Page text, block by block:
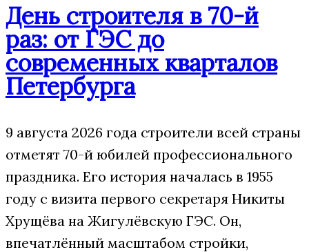
День строителя в 70-й
раз: от ГЭС до
современных кварталов
Петербурга
9 августа 2026 года строители всей страны
отметят 70-й юбилей профессионального
праздника. Его история началась в 1955
году с визита первого секретаря Никиты
Хрущёва на Жигулёвскую ГЭС. Он,
впечатлённый масштабом стройки,